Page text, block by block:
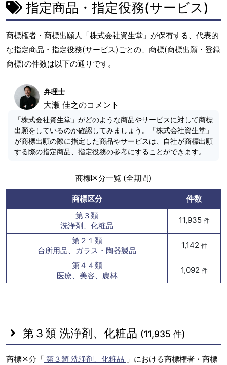
指定商品・指定役務(サービス)
商標権者・商標出願人「株式会社資生堂」が保有する、代表的
な指定商品・指定役務(サービス)ごとの、商標(商標出願・登録
商標)の件数は以下の通りです。
弁理士
大瀬 佳之のコメント
「株式会社資生堂」がどのような商品やサービスに対して商標
出願をしているのか確認してみましょう。「株式会社資生堂」
が商標出願の際に指定した商品やサービスは、自社が商標出願
する際の指定商品、指定役務の参考にすることができます。
商標区分一覧 (全期間)
商標区分
件数
第３類
洗浄剤、化粧品
11,935 件
第２１類
台所用品、ガラス・陶器製品
1,142 件
第４４類
医療、美容、農林
1,092 件
第３類 洗浄剤、化粧品 (11,935 件)
商標区分「 第３類 洗浄剤、化粧品 」における商標権者・商標